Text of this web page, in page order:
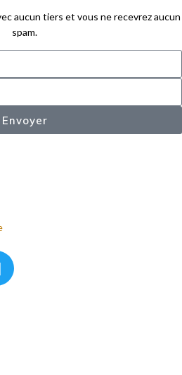
aucun tiers et vous ne recevrez aucun
spam.
Envoyer